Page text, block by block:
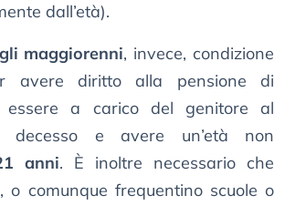
dall’età).
maggiorenni, invece, condizione
avere diritto alla pensione di
essere a carico del genitore al
decesso e avere un’età non
anni. È inoltre necessario che
, o comunque frequentino scuole o